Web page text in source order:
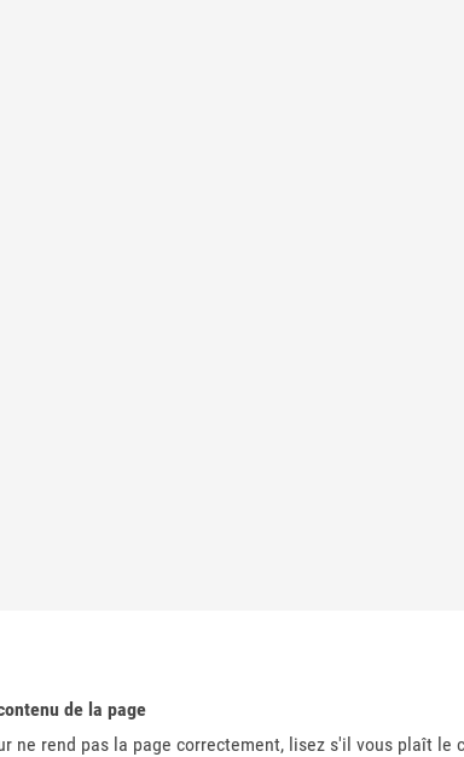
de la page
ne rend pas la page correctement, lisez s'il vous plaît le